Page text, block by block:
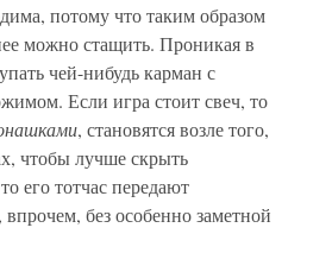
потому что таким образом
можно стащить. Проникая в
чей-нибудь карман с
Если игра стоит свеч, то
, становятся возле того,
чтобы лучше скрыть
его тотчас передают
без особенно заметной